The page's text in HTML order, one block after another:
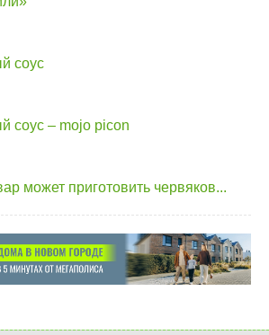
соус
соус – mojo picon
может приготовить червяков...